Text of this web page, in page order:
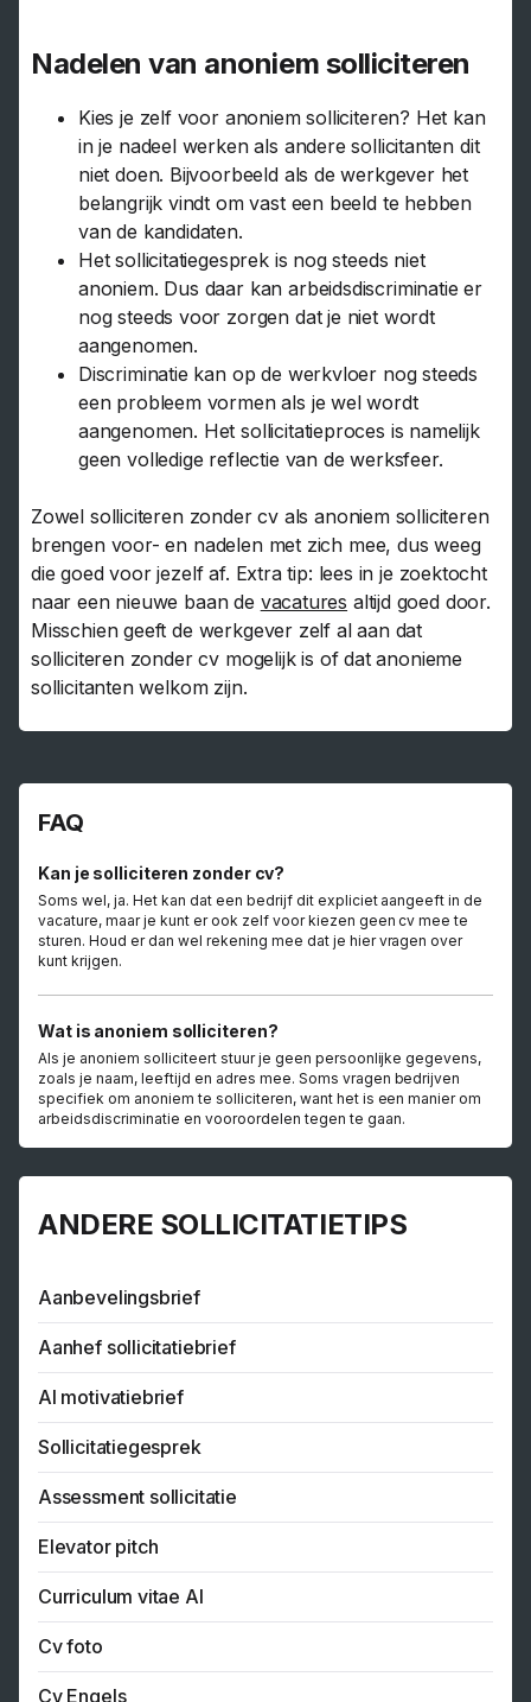
Nadelen van anoniem solliciteren
Kies je zelf voor anoniem solliciteren? Het kan
in je nadeel werken als andere sollicitanten dit
niet doen. Bijvoorbeeld als de werkgever het
belangrijk vindt om vast een beeld te hebben
van de kandidaten.
Het sollicitatiegesprek is nog steeds niet
anoniem. Dus daar kan arbeidsdiscriminatie er
nog steeds voor zorgen dat je niet wordt
aangenomen.
Discriminatie kan op de werkvloer nog steeds
een probleem vormen als je wel wordt
aangenomen. Het sollicitatieproces is namelijk
geen volledige reflectie van de werksfeer.
Zowel solliciteren zonder cv als anoniem solliciteren
brengen voor- en nadelen met zich mee, dus weeg
die goed voor jezelf af. Extra tip: lees in je zoektocht
naar een nieuwe baan de vacatures altijd goed door.
Misschien geeft de werkgever zelf al aan dat
solliciteren zonder cv mogelijk is of dat anonieme
sollicitanten welkom zijn.
FAQ
Kan je solliciteren zonder cv?
Soms wel, ja. Het kan dat een bedrijf dit expliciet aangeeft in de
vacature, maar je kunt er ook zelf voor kiezen geen cv mee te
sturen. Houd er dan wel rekening mee dat je hier vragen over
kunt krijgen.
Wat is anoniem solliciteren?
Als je anoniem solliciteert stuur je geen persoonlijke gegevens,
zoals je naam, leeftijd en adres mee. Soms vragen bedrijven
specifiek om anoniem te solliciteren, want het is een manier om
arbeidsdiscriminatie en vooroordelen tegen te gaan.
ANDERE SOLLICITATIETIPS
Aanbevelingsbrief
Aanhef sollicitatiebrief
AI motivatiebrief
Sollicitatiegesprek
Assessment sollicitatie
Elevator pitch
Curriculum vitae AI
Cv foto
Cv Engels